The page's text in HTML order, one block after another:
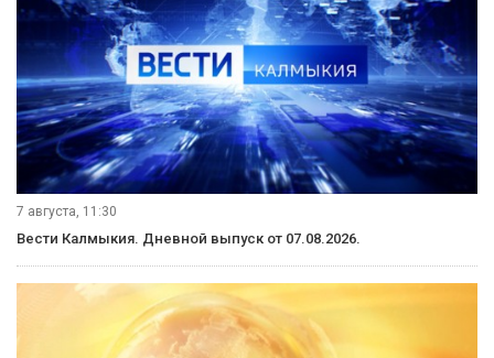
7 августа, 11:30
Вести Калмыкия. Дневной выпуск от 07.08.2026.